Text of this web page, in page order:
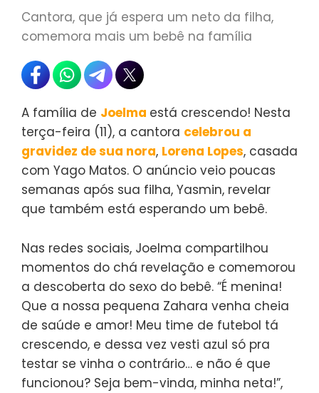
Cantora, que já espera um neto da filha,
comemora mais um bebê na família
A família de Joelma está crescendo! Nesta
terça-feira (11), a cantora celebrou a
gravidez de sua nora, Lorena Lopes, casada
com Yago Matos. O anúncio veio poucas
semanas após sua filha, Yasmin, revelar
que também está esperando um bebê.
Nas redes sociais, Joelma compartilhou
momentos do chá revelação e comemorou
a descoberta do sexo do bebê. “É menina!
Que a nossa pequena Zahara venha cheia
de saúde e amor! Meu time de futebol tá
crescendo, e dessa vez vesti azul só pra
testar se vinha o contrário… e não é que
funcionou? Seja bem-vinda, minha neta!”,